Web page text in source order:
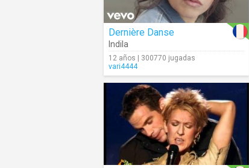
Dernière Danse
Indila
12 años | 300770 jugadas
vari4444